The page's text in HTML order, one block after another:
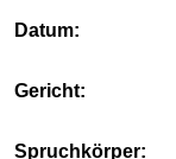
Datum:
Gericht:
Spruchkörper: